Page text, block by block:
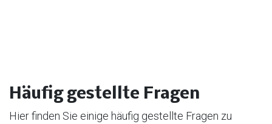
Häufig gestellte Fragen
Hier finden Sie einige häufig gestellte Fragen zu